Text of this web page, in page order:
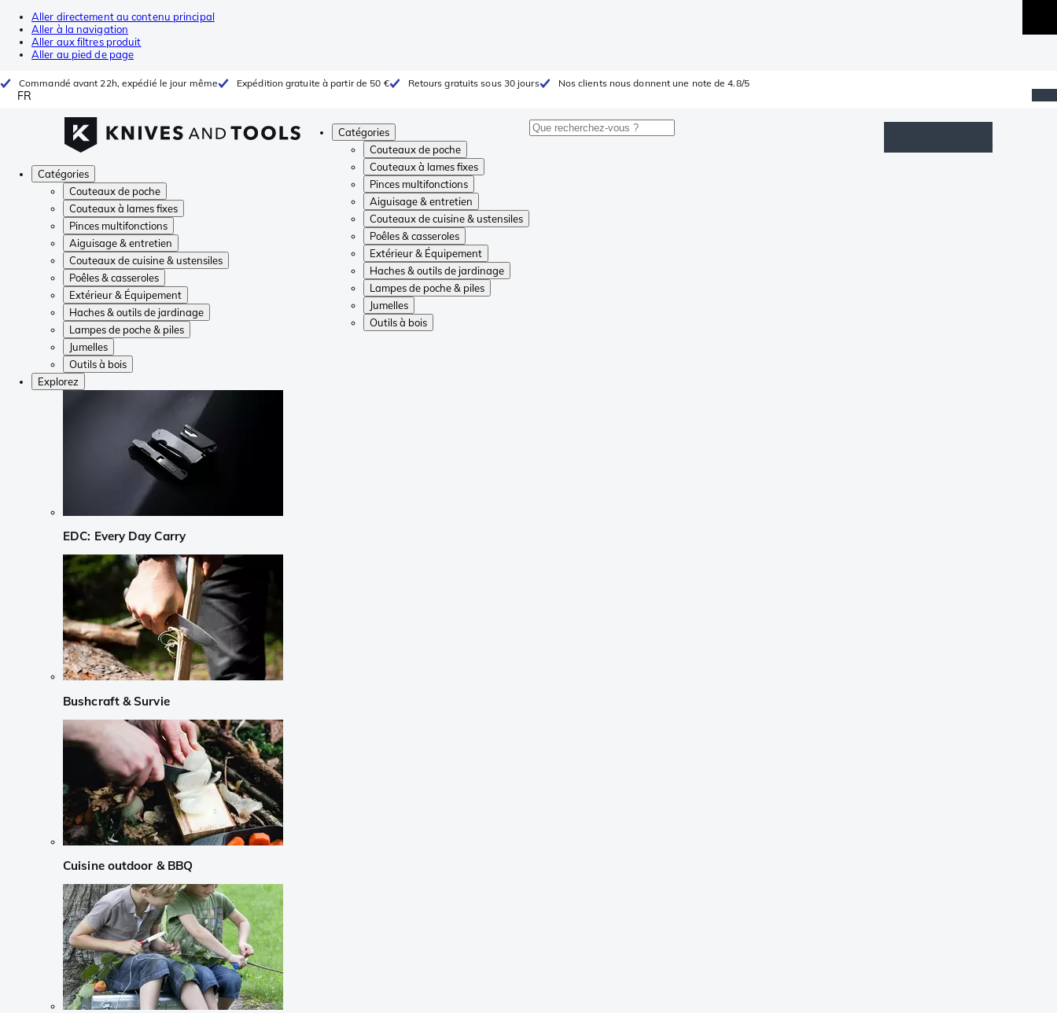
Aller directement au contenu principal
Aller à la navigation
Aller aux filtres produit
Aller au pied de page
Commandé avant 22h, expédié le jour même Expédition gratuite à partir de 50 € Retours gratuits sous 30 jours Nos clients nous donnent une note de 4.8/5
FR
Catégories
Couteaux de poche
Couteaux à lames fixes
Pinces multifonctions
Aiguisage & entretien
Couteaux de cuisine & ustensiles
Poêles & casseroles
Extérieur & Équipement
Haches & outils de jardinage
Lampes de poche & piles
Jumelles
Outils à bois
Catégories
Couteaux de poche
Couteaux à lames fixes
Pinces multifonctions
Aiguisage & entretien
Couteaux de cuisine & ustensiles
Poêles & casseroles
Extérieur & Équipement
Haches & outils de jardinage
Lampes de poche & piles
Jumelles
Outils à bois
Explorez
EDC: Every Day Carry
Bushcraft & Survie
Cuisine outdoor & BBQ